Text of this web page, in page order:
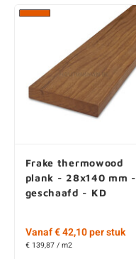
Frake thermowood
plank - 28x140 mm -
geschaafd - KD
Vanaf € 42,10 per stuk
€ 139,87 / m2